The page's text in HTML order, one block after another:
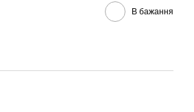
В бажання